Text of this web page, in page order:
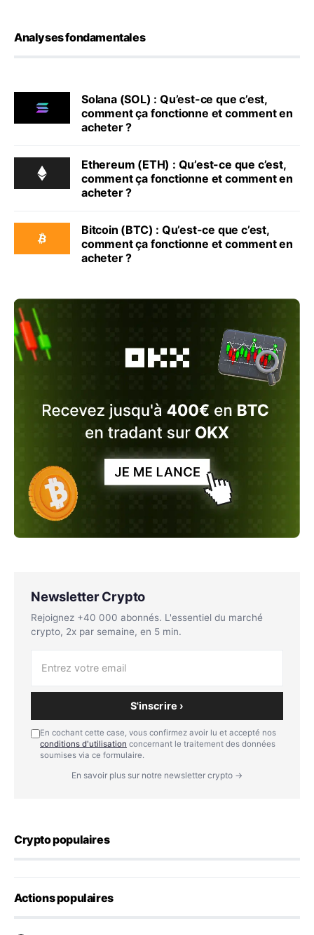
Analyses fondamentales
Solana (SOL) : Qu’est-ce que c’est,
comment ça fonctionne et comment en
acheter ?
Ethereum (ETH) : Qu’est-ce que c’est,
comment ça fonctionne et comment en
acheter ?
Bitcoin (BTC) : Qu’est-ce que c’est,
comment ça fonctionne et comment en
acheter ?
Newsletter Crypto
Rejoignez +40 000 abonnés. L'essentiel du marché
crypto, 2x par semaine, en 5 min.
S'inscrire ›
En cochant cette case, vous confirmez avoir lu et accepté nos
conditions d'utilisation concernant le traitement des données
soumises via ce formulaire.
En savoir plus sur notre newsletter crypto →
Crypto populaires
Actions populaires